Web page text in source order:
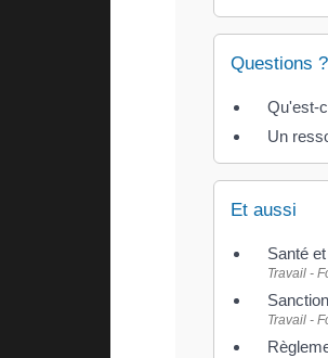
Questions
Qu'est-
Un
Et aussi
Santé
Travail -
Travail -